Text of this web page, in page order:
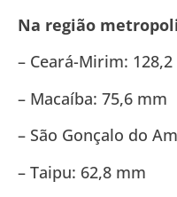
Na região
– Ceará-Mirim:
– Macaíba: 75,6 mm
– São Gonçalo do
– Taipu: 62,8 mm